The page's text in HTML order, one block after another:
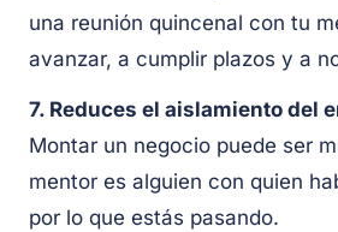
una reunión quincenal con tu
avanzar, a cumplir plazos y a
7. Reduces el aislamiento del
Montar un negocio puede ser
mentor es alguien con quien
por lo que estás pasando.